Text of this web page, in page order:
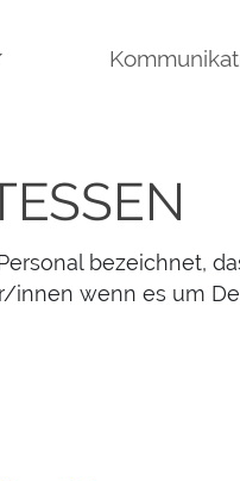
bezeichnet,
innen wenn es um